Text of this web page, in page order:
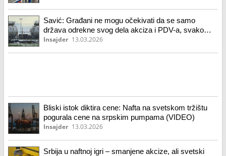
Savić: Građani ne mogu očekivati da se samo
država odrekne svog dela akciza i PDV-a, svako
mora podneti teret (VIDEO)
Insajder 13.03.2026
Bliski istok diktira cene: Nafta na svetskom tržištu
pogurala cene na srpskim pumpama (VIDEO)
Insajder 13.03.2026
Srbija u naftnoj igri – smanjene akcize, ali svetski